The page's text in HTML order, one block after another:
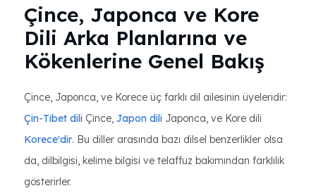
Çince, Japonca ve Kore
Dili Arka Planlarına ve
Kökenlerine Genel Bakış
Çince, Japonca, ve Korece üç farklı dil ailesinin üyeleridir:
Çin-Tibet dili Çince, Japon dili Japonca, ve Kore dili
Korece'dir. Bu diller arasında bazı dilsel benzerlikler olsa
da, dilbilgisi, kelime bilgisi ve telaffuz bakımından farklılık
gösterirler.